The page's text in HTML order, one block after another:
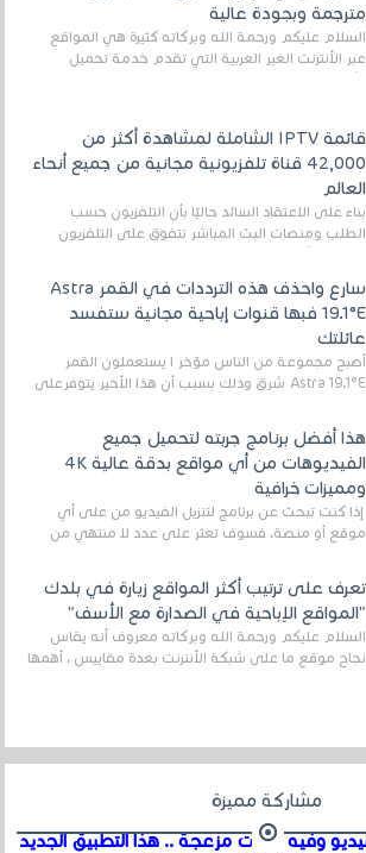
مترجمة وبجودة عالية
السلام عليكم ورحمة الله وبركاته كثيرة هي المواقع
عبر الأنترنت الغير العربية التي تقدم خدمة تحميل
الأفلام على التورنت ، ومعظم هذه المواقع ل...
قائمة IPTV الشاملة لمشاهدة أكثر من
42,000 قناة تلفزيونية مجانية من جميع أنحاء
العالم
بناءً على الاعتقاد السائد حاليًا بأن التلفزيون حسب
الطلب ومنصات البث المباشر تتفوق على التلفزيون
الرقمي الأرضي التقليدي، يُعدّ IPTV-org خيار...
سارع واحذف هذه الترددات في القمر Astra
19.1°E فبها قنوات إباحية مجانية ستفسد
عائلتك
أصبح مجموعة من الناس مؤخر ا يستعملون القمر
Astra 19.1°E شرق وذلك بسبب أن هذا الأخير يتوفرعلى
هذا أفضل برنامج جربته لتحميل جميع
الفيديوهات من أي مواقع بدقة عالية 4K
ومميزات خرافية
إذا كنت تبحث عن برنامج لتنزيل الفيديو من على أي
موقع أو منصة، فسوف تعثر على عدد لا منتهي من
تعرف على ترتيب أكثر المواقع زيارة في بلدك
"المواقع الإباحية في الصدارة مع الأسف"
السلام عليكم ورحمة الله وبركاته معروف أنه يقاس
نجاح موقع ما على شبكة الأنترنت بعدة مقاييس ، أهمها
مشاركة مميزة
وفيه أصوت مزعجة .. هذا التطبيق الجديد